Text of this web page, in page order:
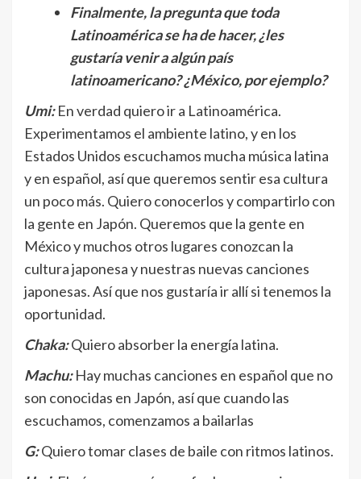
Finalmente, la pregunta que toda
Latinoamérica se ha de hacer, ¿les
gustaría venir a algún país
latinoamericano? ¿México, por ejemplo?
Umi: En verdad quiero ir a Latinoamérica.
Experimentamos el ambiente latino, y en los
Estados Unidos escuchamos mucha música latina
y en español, así que queremos sentir esa cultura
un poco más. Quiero conocerlos y compartirlo con
la gente en Japón. Queremos que la gente en
México y muchos otros lugares conozcan la
cultura japonesa y nuestras nuevas canciones
japonesas. Así que nos gustaría ir allí si tenemos la
oportunidad.
Chaka:Quiero absorber la energía latina.
Machu:Hay muchas canciones en español que no
son conocidas en Japón, así que cuando las
escuchamos, comenzamos a bailarlas
G:Quiero tomar clases de baile con ritmos latinos.